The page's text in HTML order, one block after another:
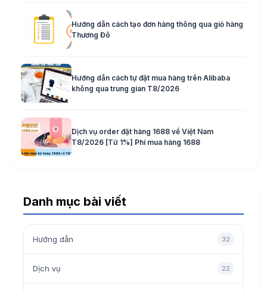
Hướng dẫn cách tạo đơn hàng thông qua giỏ hàng
Thương Đô
Hướng dẫn cách tự đặt mua hàng trên Alibaba
không qua trung gian T8/2026
Dịch vụ order đặt hàng 1688 về Việt Nam
T8/2026 [Từ 1%] Phí mua hàng 1688
Danh mục bài viết
Hướng dẫn 32
Dịch vụ 22